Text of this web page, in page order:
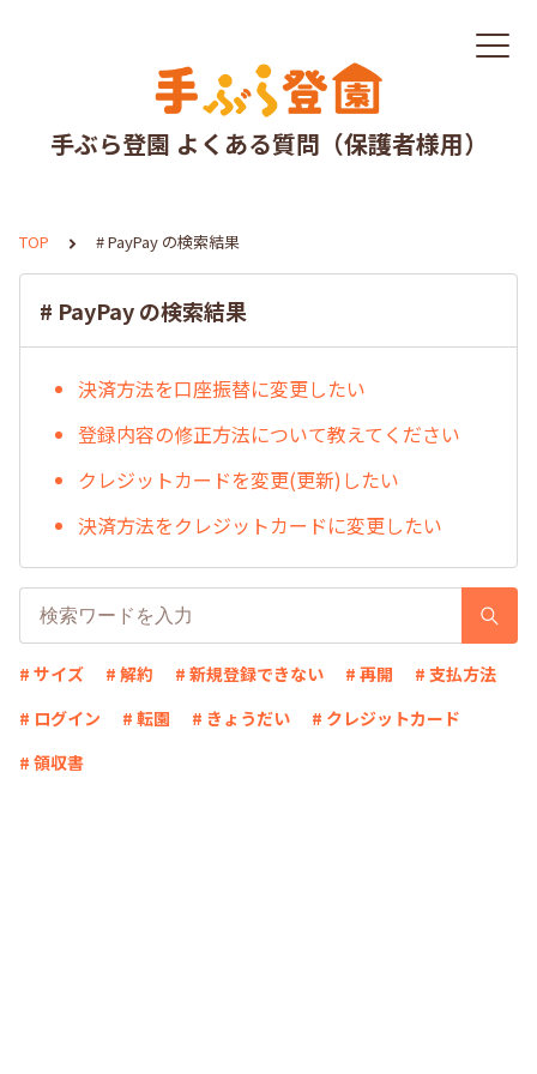
手ぶら登園 よくある質問（保護者様用）
TOP # PayPay の検索結果
# PayPay の検索結果
決済方法を口座振替に変更したい
登録内容の修正方法について教えてください
クレジットカードを変更(更新)したい
決済方法をクレジットカードに変更したい
# サイズ # 解約 # 新規登録できない # 再開
# 支払方法
# ログイン
# 転園 # きょうだい
# クレジットカード
# 領収書